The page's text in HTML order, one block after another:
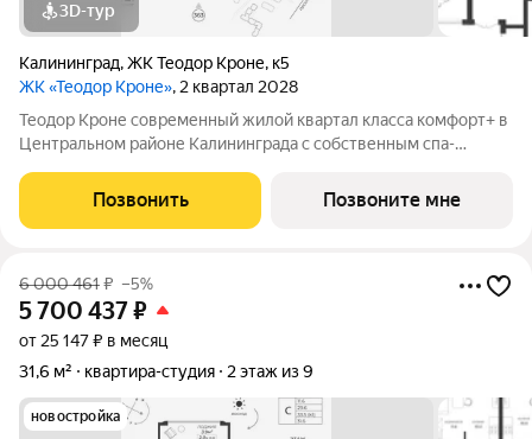
3D-тур
Калининград,ЖК Теодор Кроне, к5
ЖК «Теодор Кроне», 2 квартал 2028
Теодор Кроне современный жилой квартал класса комфорт+ в
Центральном районе Калининграда с собственным спа-
тех, кто ценит качество, эстетику и полноценную жизнь рядом
со всем необходимым. 99%
Позвонить Позвоните мне
6 000 461₽ –5%
5 700 437₽
от 25 147 ₽ в месяц
31,6 м²
квартира-студия 2 этаж из 9
новостройка